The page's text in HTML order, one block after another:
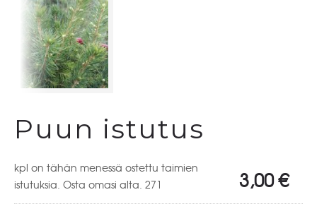
Puun istutus
kpl on tähän menessä ostettu taimien
istutuksia. Osta omasi alta. 271 3,00€